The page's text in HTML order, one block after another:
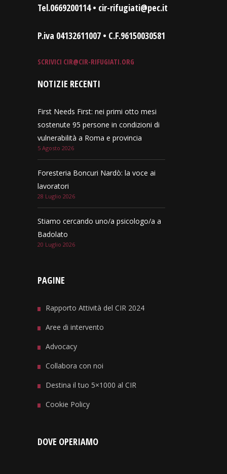
Tel.0669200114 • cir-rifugiati@pec.it
P.iva 04132611007 • C.F.96150030581
SCRIVICI CIR@CIR-RIFUGIATI.ORG
NOTIZIE RECENTI
First Needs First: nei primi otto mesi
sostenute 95 persone in condizioni di
vulnerabilità a Roma e provincia
5 Agosto 2026
Foresteria Boncuri Nardò: la voce ai
lavoratori
28 Luglio 2026
Stiamo cercando uno/a psicologo/a a
Badolato
20 Luglio 2026
PAGINE
Rapporto Attività del CIR 2024
Aree di intervento
Advocacy
Collabora con noi
Destina il tuo 5×1000 al CIR
Cookie Policy
DOVE OPERIAMO